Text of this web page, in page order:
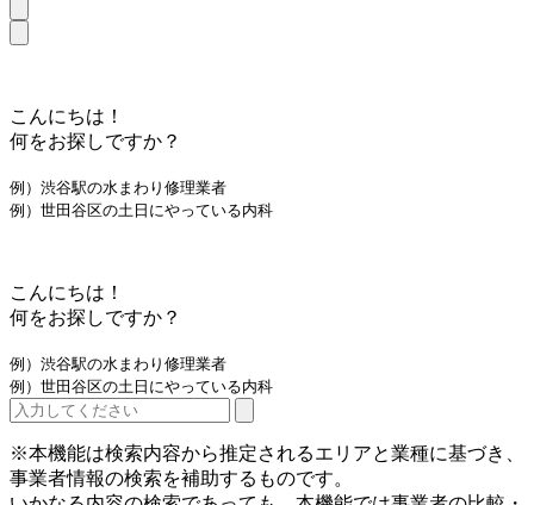
こんにちは！
何をお探しですか？
例）渋谷駅の水まわり修理業者
例）世田谷区の土日にやっている内科
こんにちは！
何をお探しですか？
例）渋谷駅の水まわり修理業者
例）世田谷区の土日にやっている内科
※本機能は検索内容から推定されるエリアと業種に基づき、
事業者情報の検索を補助するものです。